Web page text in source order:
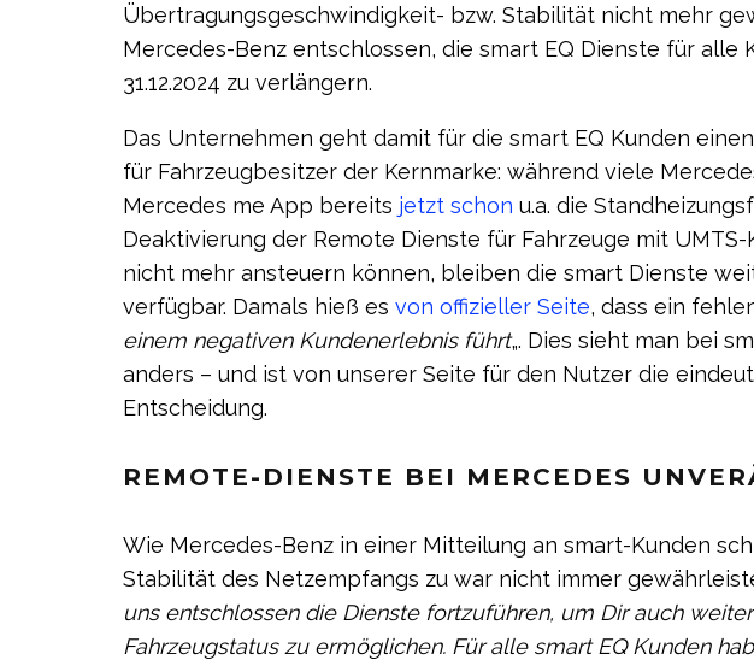
Übertragungsgeschwindigkeit- bzw. Stabilität nicht mehr
Mercedes-Benz entschlossen, die smart EQ Dienste für alle
31.12.2024 zu verlängern.
Das Unternehmen geht damit für die smart EQ Kunden
für Fahrzeugbesitzer der Kernmarke: während viele
Mercedes me App bereits jetzt schon u.a. die
Deaktivierung der Remote Dienste für Fahrzeuge mit
nicht mehr ansteuern können, bleiben die smart Dienste
verfügbar. Damals hieß es von offizieller Seite, dass ein
einem negativen Kundenerlebnis führt„. Dies sieht man bei
anders – und ist von unserer Seite für den Nutzer die
Entscheidung.
REMOTE-DIENSTE BEI MERCEDES
Wie Mercedes-Benz in einer Mitteilung an smart-Kunden
Stabilität des Netzempfangs zu war nicht immer
uns entschlossen die Dienste fortzuführen, um Dir auch
Fahrzeugstatus zu ermöglichen. Für alle smart EQ Kunden